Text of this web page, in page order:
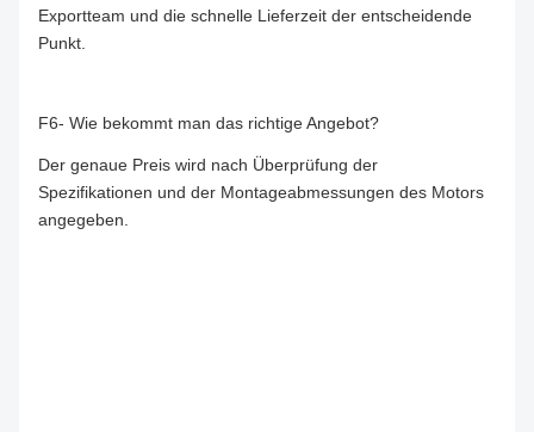
Exportteam und die schnelle Lieferzeit der entscheidende
Punkt.
F6- Wie bekommt man das richtige Angebot?
Der genaue Preis wird nach Überprüfung der
Spezifikationen und der Montageabmessungen des Motors
angegeben.